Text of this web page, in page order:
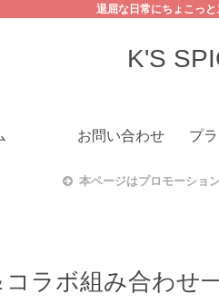
退屈な日常にちょこっと
K'S
お問い合わせ
本ページはプロモーショ
ラボ組み合わせ